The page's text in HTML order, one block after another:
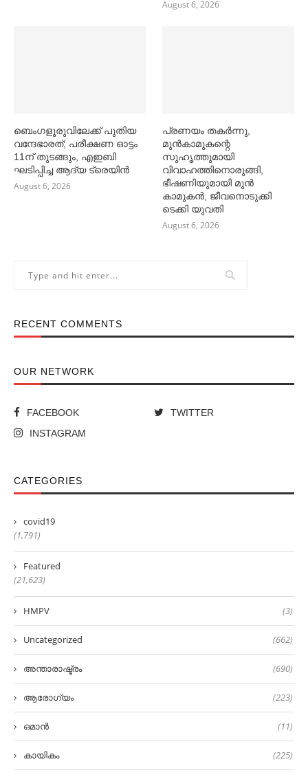
August 6, 2026
ബെംഗളൂരുവിലേക്ക് പുതിയ
വന്ദേഭാരത്; പരീക്ഷണ ഓട്ടം
11ന് തുടങ്ങും, എഇബി
ഘടിപ്പിച്ച ആദ്യ ട്രെയിന്‍
August 6, 2026
പ്രണയം തകര്‍ന്നു,
മുൻകാമുകന്റെ
സുഹൃത്തുമായി
വിവാഹത്തിനൊരുങ്ങി,
ഭീഷണിയുമായി മുൻ
കാമുകൻ, ജീവനൊടുക്കി
ടെക്കി യുവതി
August 6, 2026
RECENT COMMENTS
OUR NETWORK
FACEBOOK
TWITTER
INSTAGRAM
CATEGORIES
covid19
(1,791)
Featured
(21,623)
HMPV (3)
Uncategorized (662)
അന്താരാഷ്ട്രം (690)
ആരോഗ്യം (223)
ഒമാൻ (11)
കായികം (225)